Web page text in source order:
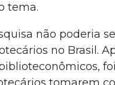
tema.
não poderia
no Brasil.